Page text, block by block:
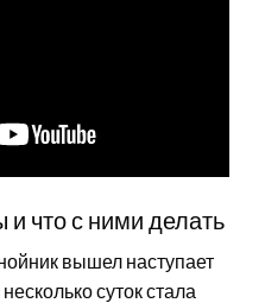
что с ними делать
вышел наступает
суток стала